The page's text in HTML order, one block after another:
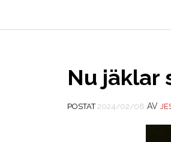
Nu jäklar
POSTAT 2024/02/08 AV